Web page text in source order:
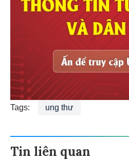
Tags: ung thư
Tin liên quan